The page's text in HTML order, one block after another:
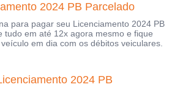
2024 PB Parcelado
para pagar seu Licenciamento 2024 PB
tudo em até 12x agora mesmo e fique
em dia com os débitos veiculares.
2024 PB